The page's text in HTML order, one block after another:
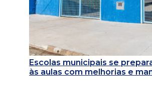
Escolas municipais se
às aulas com melhorias e